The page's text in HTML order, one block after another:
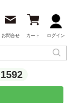
お問合せ カート ログイン